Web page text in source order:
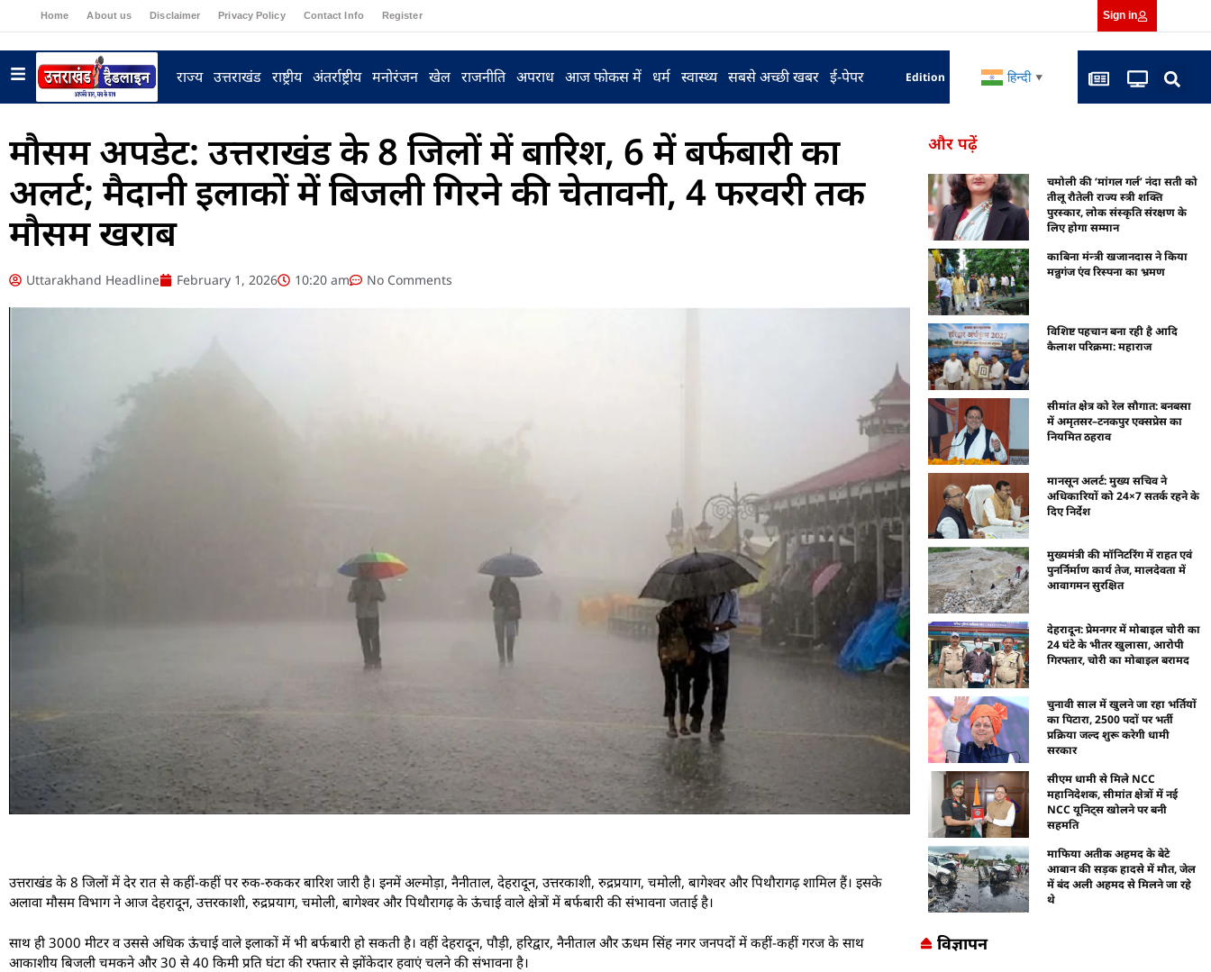
Home About us Disclaimer Privacy Policy Contact Info Register Sign in
राज्य उत्तराखंड राष्ट्रीय अंतर्राष्ट्रीय मनोरंजन खेल राजनीति अपराध आज फोकस में धर्म स्वास्थ्य सबसे अच्छी खबर ई-पेपर Edition हिन्दी ▼
मौसम अपडेट: उत्तराखंड के 8 जिलों में बारिश, 6 में बर्फबारी का
अलर्ट; मैदानी इलाकों में बिजली गिरने की चेतावनी, 4 फरवरी तक
मौसम खराब
Uttarakhand Headline February 1, 2026 10:20 am No Comments
उत्तराखंड के 8 जिलों में देर रात से कहीं-कहीं पर रुक-रुककर बारिश जारी है। इनमें अल्मोड़ा, नैनीताल, देहरादून, उत्तरकाशी, रुद्रप्रयाग, चमोली, बागेश्वर और पिथौरागढ़ शामिल हैं। इसके
अलावा मौसम विभाग ने आज देहरादून, उत्तरकाशी, रुद्रप्रयाग, चमोली, बागेश्वर और पिथौरागढ़ के ऊंचाई वाले क्षेत्रों में बर्फबारी की संभावना जताई है।
साथ ही 3000 मीटर व उससे अधिक ऊंचाई वाले इलाकों में भी बर्फबारी हो सकती है। वहीं देहरादून, पौड़ी, हरिद्वार, नैनीताल और ऊधम सिंह नगर जनपदों में कहीं-कहीं गरज के साथ
आकाशीय बिजली चमकने और 30 से 40 किमी प्रति घंटा की रफ्तार से झोंकेदार हवाएं चलने की संभावना है।
और पढ़ें
चमोली की ‘मांगल गर्ल’ नंदा सती को
तीलू रौतेली राज्य स्त्री शक्ति
पुरस्कार, लोक संस्कृति संरक्षण के
लिए होगा सम्मान
काबिना मंन्त्री खजानदास ने किया
मन्नुगंज एंव रिस्पना का भ्रमण
विशिष्ट पहचान बना रही है आदि
कैलाश परिक्रमा: महाराज
सीमांत क्षेत्र को रेल सौगात: बनबसा
में अमृतसर–टनकपुर एक्सप्रेस का
नियमित ठहराव
मानसून अलर्ट: मुख्य सचिव ने
अधिकारियों को 24×7 सतर्क रहने के
दिए निर्देश
मुख्यमंत्री की मॉनिटरिंग में राहत एवं
पुनर्निर्माण कार्य तेज, मालदेवता में
आवागमन सुरक्षित
देहरादून: प्रेमनगर में मोबाइल चोरी का
24 घंटे के भीतर खुलासा, आरोपी
गिरफ्तार, चोरी का मोबाइल बरामद
चुनावी साल में खुलने जा रहा भर्तियों
का पिटारा, 2500 पदों पर भर्ती
प्रक्रिया जल्द शुरू करेगी धामी
सरकार
सीएम धामी से मिले NCC
महानिदेशक, सीमांत क्षेत्रों में नई
NCC यूनिट्स खोलने पर बनी
सहमति
माफिया अतीक अहमद के बेटे
आबान की सड़क हादसे में मौत, जेल
में बंद अली अहमद से मिलने जा रहे
थे
विज्ञापन